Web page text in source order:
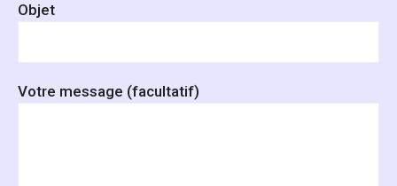
Objet
Votre message (facultatif)